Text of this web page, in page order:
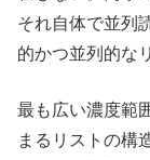
それ自体で並列
的かつ並列的な
最も広い濃度範
まるリストの構